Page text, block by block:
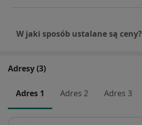
W jaki sposób ustalane są ceny?
Adresy (3)
Adres 1 Adres 2 Adres 3